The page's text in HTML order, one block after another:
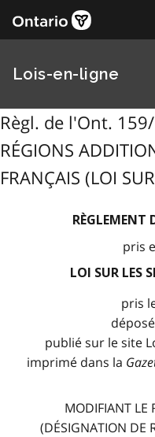
Lois-en-ligne
Règl. de l'Ont.
RÉGIONS
FRANÇAIS (LOI
RÈGLEMENT
pris
LOI SUR LES
pris
publié sur le site
imprimé dans la
MODIFIANT LE
(DÉSIGNATION DE